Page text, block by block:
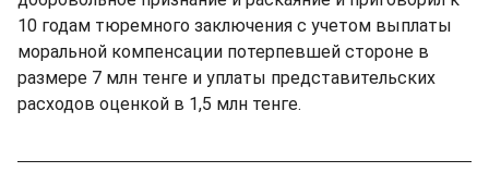
10 годам тюремного заключения с учетом выплаты
моральной компенсации потерпевшей стороне в
размере 7 млн тенге и уплаты представительских
расходов оценкой в 1,5 млн тенге.